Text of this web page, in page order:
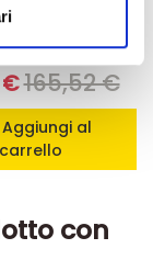
sito con i
dati web,
combinarle
che hanno
- Diete rapide
21 K Cacao
€165,52 €
carrello
con